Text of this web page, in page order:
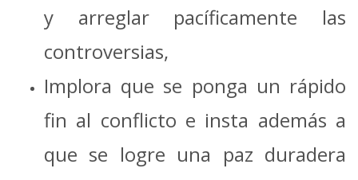
y arreglar pacíficamente las
controversias,
Implora que se ponga un rápido
fin al conflicto e insta además a
que se logre una paz duradera